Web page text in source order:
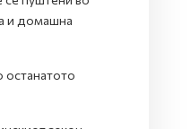
и домашна
останатото